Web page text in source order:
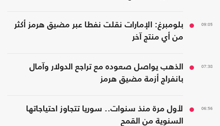
09:05
بلومبرغ: الإمارات نقلت نفطا عبر مضيق هرمز أكثر
من أي منتج آخر
07:38
الذهب يواصل صعوده مع تراجع الدولار وآمال
بانفراج أزمة مضيق هرمز
06:56
لأول مرة منذ سنوات.. سوريا تتجاوز احتياجاتها
السنوية من القمح